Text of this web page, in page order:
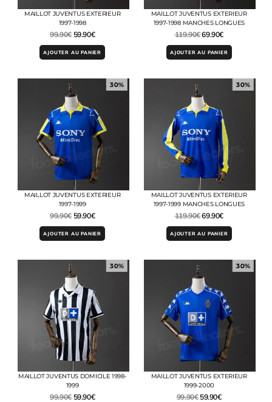
MAILLOT JUVENTUS EXTERIEUR
1997-1998
99.90€ 59.90€
AJOUTER AU PANIER
MAILLOT JUVENTUS EXTERIEUR
1997-1998 MANCHES LONGUES
119.90€69.90€
AJOUTER AU PANIER
30%
MAILLOT JUVENTUS EXTERIEUR
1997-1999
99.90€ 59.90€
AJOUTER AU PANIER
30%
MAILLOT JUVENTUS EXTERIEUR
1997-1999 MANCHES LONGUES
119.90€69.90€
AJOUTER AU PANIER
30%
MAILLOT JUVENTUS DOMICILE 1998-
1999
99.90€ 59.90€
30%
MAILLOT JUVENTUS EXTERIEUR
1999-2000
99.90€ 59.90€